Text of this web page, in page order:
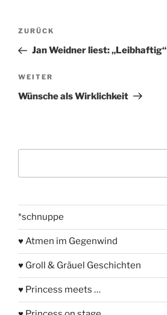
Beitragsnavigation
Vorheriger
Beitrag
ZURÜCK
Jan Weidner liest: „Leibhaftig“
Nächster
Beitrag
WEITER
Wünsche als Wirklichkeit
*schnuppe
♥ Atmen im Gegenwind
♥ Groll & Gräuel Geschichten
♥ Princess meets …